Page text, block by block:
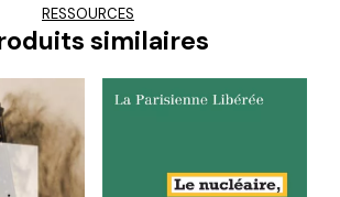
RESSOURCES
similaires